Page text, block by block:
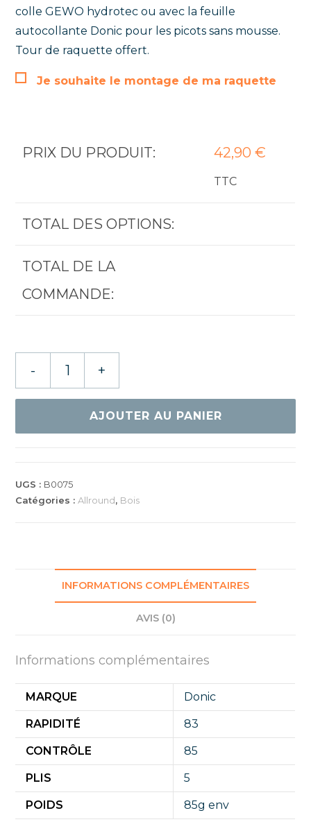
colle GEWO hydrotec ou avec la feuille
autocollante Donic pour les picots sans mousse.
Tour de raquette offert.
Je souhaite le montage de ma raquette
PRIX DU PRODUIT: 42,90€
TTC
TOTAL DES OPTIONS:
TOTAL DE LA
COMMANDE:
- +
AJOUTER AU PANIER
UGS : B0075
Catégories : Allround, Bois
INFORMATIONS COMPLÉMENTAIRES
AVIS (0)
Informations complémentaires
MARQUE Donic
RAPIDITÉ 83
CONTRÔLE 85
PLIS 5
POIDS 85g env